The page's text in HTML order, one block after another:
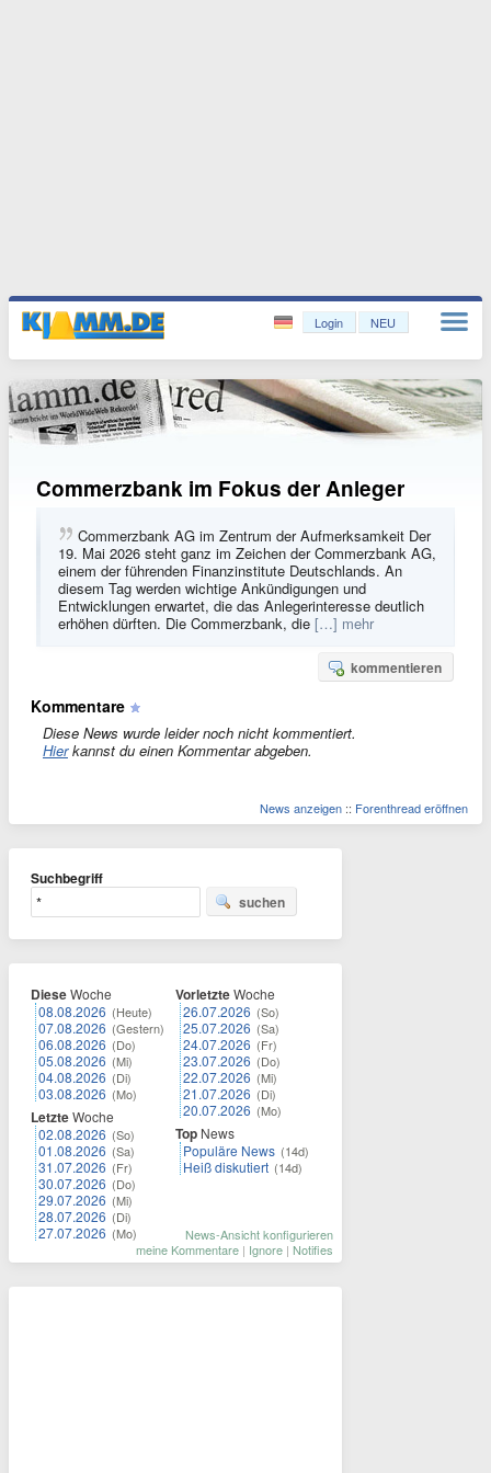
Login NEU
Commerzbank im Fokus der Anleger
Commerzbank AG im Zentrum der Aufmerksamkeit Der
19. Mai 2026 steht ganz im Zeichen der Commerzbank AG,
einem der führenden Finanzinstitute Deutschlands. An
diesem Tag werden wichtige Ankündigungen und
Entwicklungen erwartet, die das Anlegerinteresse deutlich
erhöhen dürften. Die Commerzbank, die […] mehr
kommentieren
Kommentare
Diese News wurde leider noch nicht kommentiert.
Hierkannst du einen Kommentar abgeben.
News anzeigen :: Forenthread eröffnen
Suchbegriff
suchen
DieseWoche
08.08.2026 (Heute)
07.08.2026 (Gestern)
06.08.2026 (Do)
05.08.2026 (Mi)
04.08.2026 (Di)
03.08.2026 (Mo)
LetzteWoche
02.08.2026 (So)
01.08.2026 (Sa)
31.07.2026 (Fr)
30.07.2026 (Do)
29.07.2026 (Mi)
28.07.2026 (Di)
27.07.2026 (Mo)
VorletzteWoche
26.07.2026 (So)
25.07.2026 (Sa)
24.07.2026 (Fr)
23.07.2026 (Do)
22.07.2026 (Mi)
21.07.2026 (Di)
20.07.2026 (Mo)
Top News
Populäre News (14d)
Heiß diskutiert (14d)
News-Ansicht konfigurieren
meine Kommentare | Ignore | Notifies